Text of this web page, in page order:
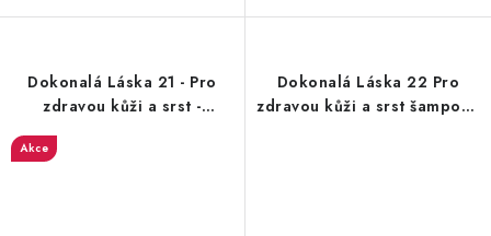
Dokonalá Láska 21 - Pro
zdravou kůži a srst -
Akce
Dokonalá Láska 22 Pro
zdravou kůži a srst šampon -